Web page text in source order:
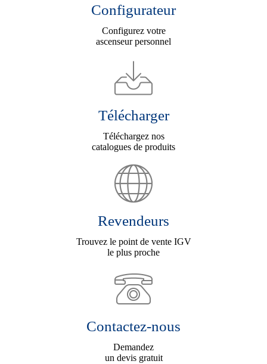
Configurateur
Configurez votre
ascenseur personnel
Télécharger
Téléchargez nos
catalogues de produits
Revendeurs
Trouvez le point de vente IGV
le plus proche
Contactez-nous
Demandez
un devis gratuit